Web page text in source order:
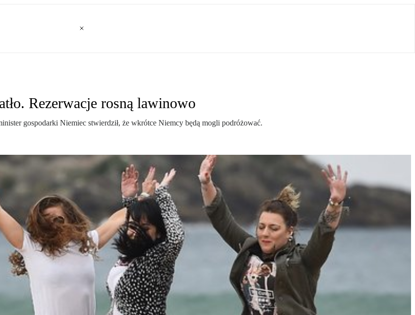
Rezerwacje rosną lawinowo
gospodarki Niemiec stwierdził, że wkrótce Niemcy będą mogli podróżować.